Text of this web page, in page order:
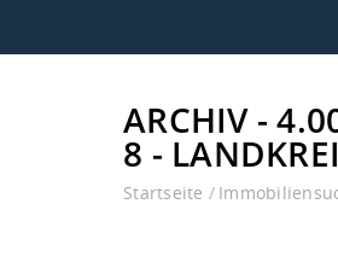
ARCHIV -
8 -
Startseite /